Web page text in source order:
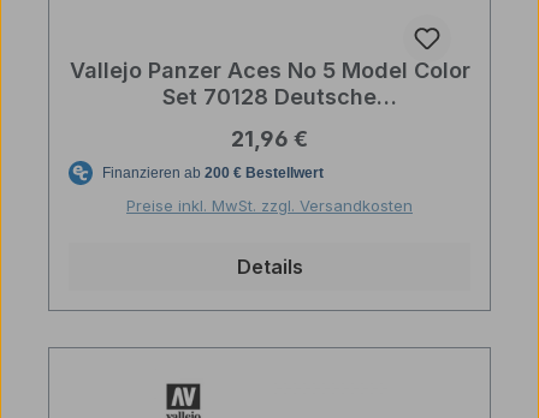
Vallejo Panzer Aces No 5 Model Color
Set 70128 Deutsche
Regulärer Preis:
21,96 €
Preise inkl. MwSt. zzgl. Versandkosten
Details